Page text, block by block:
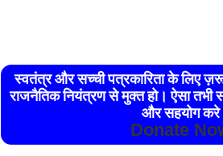
स्वतंत्र और सच्ची पत्रकारिता के लिए
राजनैतिक नियंत्रण से मुक्त हो। ऐसा
और सहयोग करे
Donate